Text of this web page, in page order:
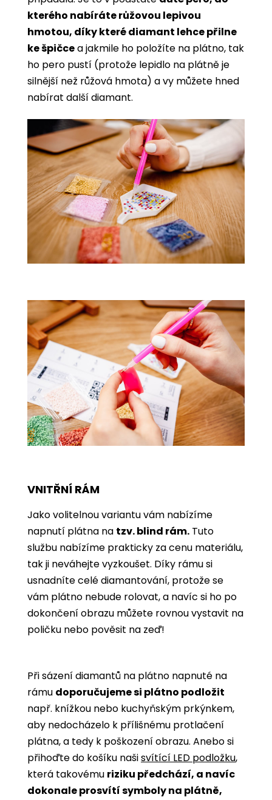
kterého nabíráte růžovou lepivou
hmotou, díky které diamant lehce přilne
ke špičcea jakmile ho položíte na plátno, tak
ho pero pustí (protože lepidlo na plátně je
silnější než růžová hmota) a vy můžete hned
nabírat další diamant.
VNITŘNÍ RÁM
Jako volitelnou variantu vám nabízíme
napnutí plátna na tzv. blind rám. Tuto
službu nabízíme prakticky za cenu materiálu,
tak ji neváhejte vyzkoušet. Díky rámu si
usnadníte celé diamantování, protože se
vám plátno nebude rolovat, a navíc si ho po
dokončení obrazu můžete rovnou vystavit na
poličku nebo pověsit na zeď!
Při sázení diamantů na plátno napnuté na
rámu doporučujeme si plátno podložit
např. knížkou nebo kuchyňským prkýnkem,
aby nedocházelo k přílišnému protlačení
plátna, a tedy k poškození obrazu. Anebo si
přihoďte do košíku našisvítící LED podložku,
která takovému riziku předchází, a navíc
dokonale prosvítí symboly na plátně,